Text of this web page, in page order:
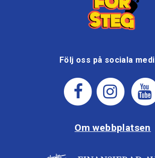
Följ oss på sociala
Om webbplatsen